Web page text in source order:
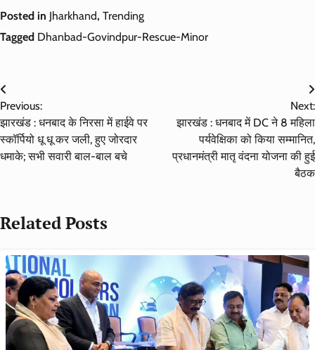
Posted in Jharkhand, Trending
Tagged Dhanbad-Govindpur-Rescue-Minor
Post
navigation
Previous:
झारखंड : धनबाद के निरसा में हाईवे पर
स्कॉर्पियो धू धू कर जली, हुए जोरदार
धमाके; सभी सवारी बाल-बाल बचे
Next:
झारखंड : धनबाद में DC ने 8 महिला
पर्यवेक्षिका को किया सम्मानित,
प्रधानमंत्री मातृ वंदना योजना की हुई
बैठक
Related Posts